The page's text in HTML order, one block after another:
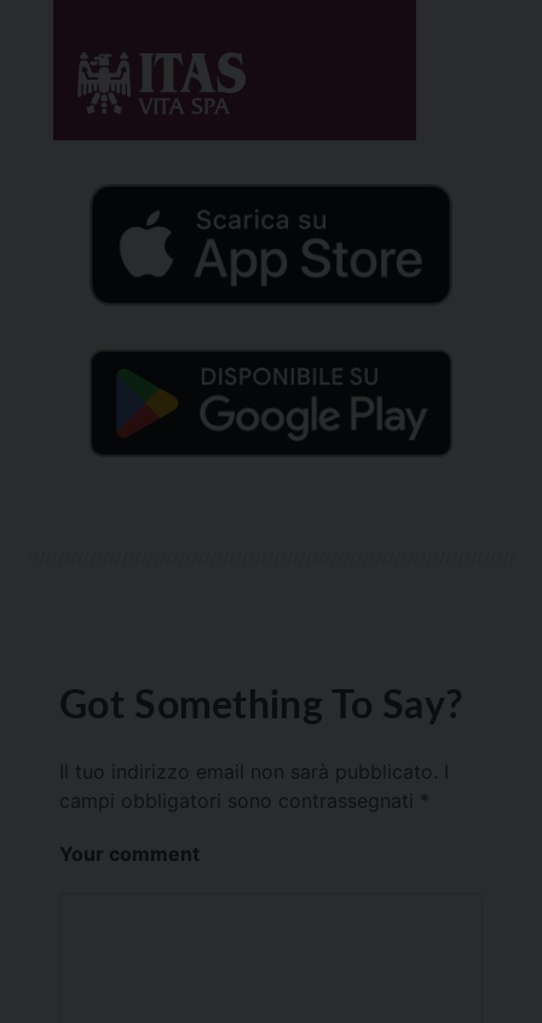
Got Something To Say?
Il tuo indirizzo email non sarà pubblicato.
campi obbligatori sono contrassegnati *
Your comment